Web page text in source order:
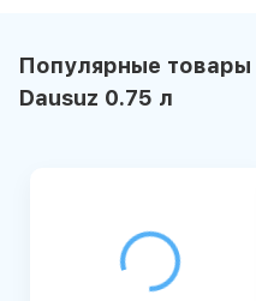
Популярные товары
Dausuz 0.75 л